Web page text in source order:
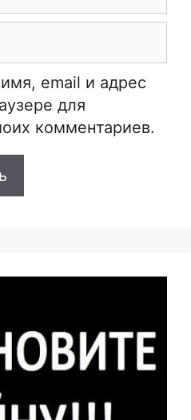
email и адрес
для
комментариев.